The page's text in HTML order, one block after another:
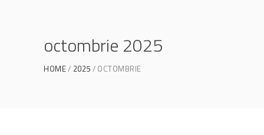
octombrie 2025
HOME 2025 OCTOMBRIE